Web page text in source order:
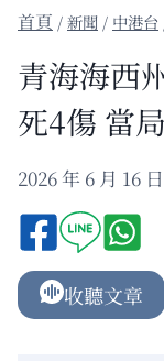
/新聞 / 中港台
青海海西
死4傷 當
2026 年 6 月 16 日
收聽文章